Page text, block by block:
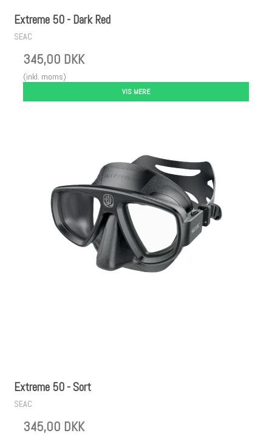
Extreme 50 - Dark Red
SEAC
345,00 DKK
(inkl. moms)
VIS MERE
Extreme 50 - Sort
SEAC
345,00 DKK